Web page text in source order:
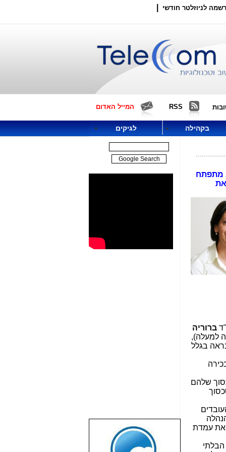
לניוזלטר חודשי
RSS המייל האדום
בקהילה לגיקים
מתפתח
ברוריה
למעלה),
בגלל
שלהם
את עמדת
הבלתי
שבוע טוב לכל
הגולשים באשר